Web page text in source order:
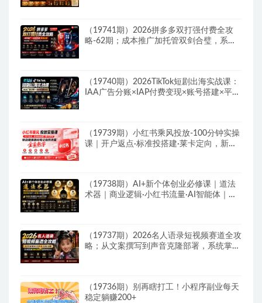
（19741期）2026拼多多双打强付费全攻
略-62期；成本推广加托管双剑合璧，系统
（19740期）2026TikTok短剧出海实战课：
IAA广告分账×IAP付费变现×账号搭建×平台
（19739期）小红书乘风投放-100分钟实操
课｜开户返点·标准投搭建·莱卡定向，新店
（19738期）AI+新个体创业必修课｜道法
术器｜商业逻辑·小红书流量·AI智能体｜低
（19737期）2026名人语录短视频赛道全攻
略；从文案撰写到声音克隆部署，系统掌握
（19736期）别再瞎打工！小程序副业每天
稳定躺赚200+